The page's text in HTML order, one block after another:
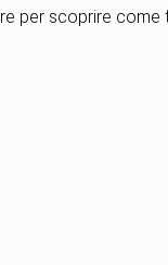
per scoprire